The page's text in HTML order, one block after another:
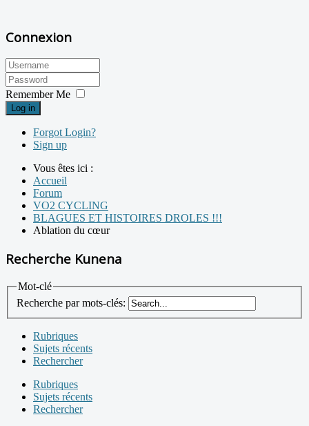
Connexion
Remember Me
Log in
Forgot Login?
Sign up
Vous êtes ici :
Accueil
Forum
VO2 CYCLING
BLAGUES ET HISTOIRES DROLES !!!
Ablation du cœur
Recherche Kunena
Mot-clé
Recherche par mots-clés:
Rubriques
Sujets récents
Rechercher
Rubriques
Sujets récents
Rechercher